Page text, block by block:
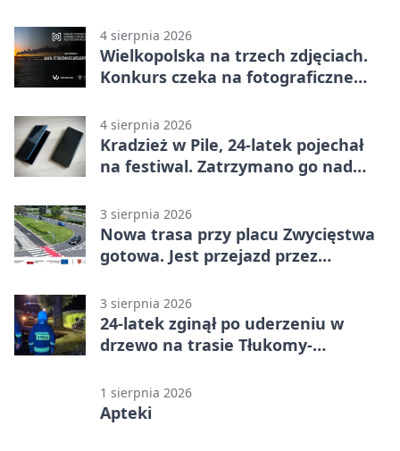
4 sierpnia 2026
Wielkopolska na trzech zdjęciach.
Konkurs czeka na fotograficzne
4 sierpnia 2026
Kradzież w Pile, 24-latek pojechał
na festiwal. Zatrzymano go nad
3 sierpnia 2026
Nowa trasa przy placu Zwycięstwa
gotowa. Jest przejazd przez
3 sierpnia 2026
24-latek zginął po uderzeniu w
drzewo na trasie Tłukomy-
1 sierpnia 2026
Apteki